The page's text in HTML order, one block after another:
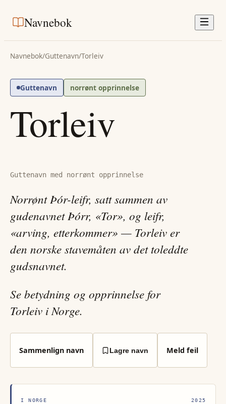
Navnebok
Navnebok/Guttenavn/Torleiv
Guttenavn norrønt opprinnelse
Torleiv
Guttenavn med norrønt opprinnelse
Norrønt Þór-leifr, satt sammen av
gudenavnet Þórr, «Tor», og leifr,
«arving, etterkommer» — Torleiv er
den norske stavemåten av det toleddte
gudsnavnet.
Se betydning og opprinnelse for
Torleiv i Norge.
Sammenlign navn Lagre navn Meld feil
I NORGE 2025